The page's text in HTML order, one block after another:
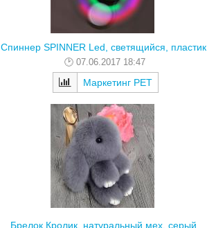
Спиннер SPINNER Led, светящийся, пластик
07.06.2017 18:47
Маркетинг РЕТ
Брелок Кролик, натуральный мех, серый